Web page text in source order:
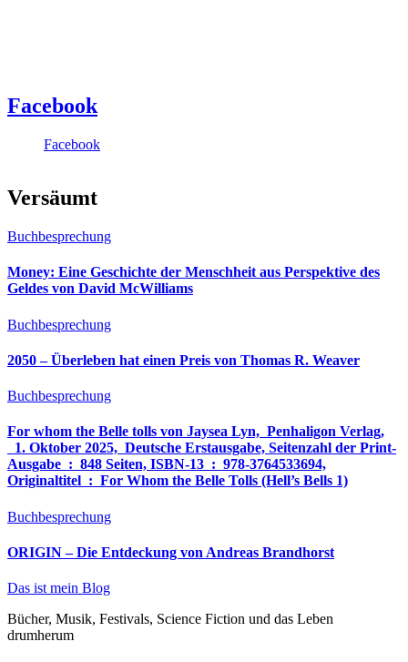
Facebook
Facebook
Versäumt
Buchbesprechung
Money: Eine Geschichte der Menschheit aus Perspektive des
Geldes von David McWilliams
Buchbesprechung
2050 – Überleben hat einen Preis von Thomas R. Weaver
Buchbesprechung
For whom the Belle tolls von Jaysea Lyn, ‎ Penhaligon Verlag,
‎ 1. Oktober 2025, ‎ Deutsche Erstausgabe, Seitenzahl der Print-
Ausgabe ‏ : ‎ 848 Seiten, ISBN-13 ‏ : ‎ 978-3764533694,
Originaltitel ‏ : ‎ For Whom the Belle Tolls (Hell’s Bells 1)
Buchbesprechung
ORIGIN – Die Entdeckung von Andreas Brandhorst
Das ist mein Blog
Bücher, Musik, Festivals, Science Fiction und das Leben
drumherum